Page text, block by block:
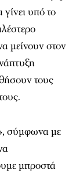
υπό το
μείνουν στον
τους
σύμφωνα με
μπροστά